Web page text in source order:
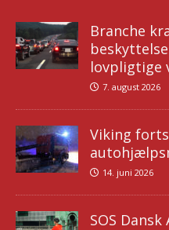
Branche
lovpligtige
7. august 2026
Viking
14. juni 2026
SOS